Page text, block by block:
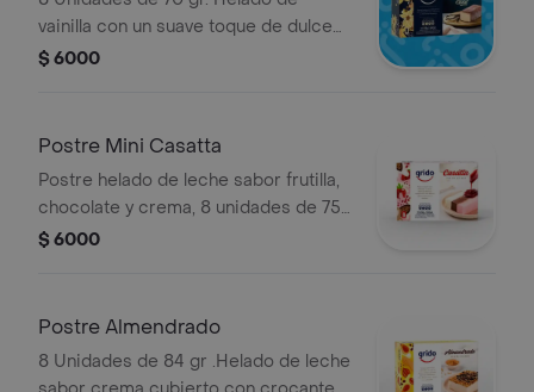
vainilla con un suave toque de dulce
de leche y cubierto con chocolate.
$ 6000
Postre Mini Casatta
Postre helado de leche sabor frutilla,
chocolate y crema, 8 unidades de 75
gr cada uno
$ 6000
Postre Almendrado
8 Unidades de 84 gr .Helado de leche